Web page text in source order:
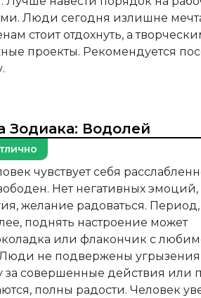
Люди сегодня излишне
стоит отдохнуть, а
проекты. Рекомендуется
Зодиака: Водолей
чувствует себя
Нет негативных эмоций,
желание радоваться.
поднять настроение может
или флакончик с
Люди не подвержены
за совершенные действия или
полны радости. Человек